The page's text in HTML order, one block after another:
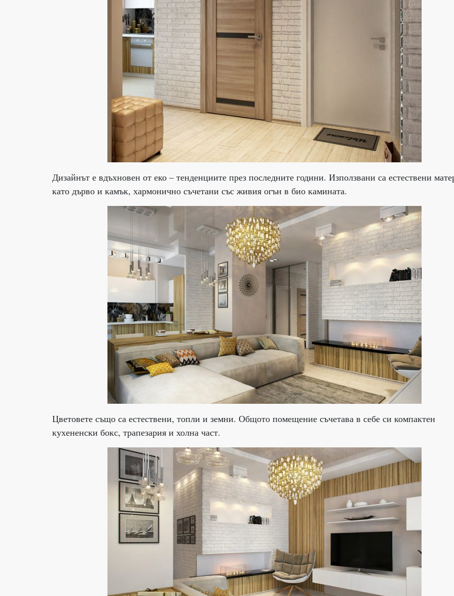
Дизайнът е вдъхновен от еко – тенденциите през последните години. Използвани са естествени
като дърво и камък, хармонично съчетани със живия огън в био камината.
Цветовете също са естествени, топли и земни. Общото помещение съчетава в себе си компактен
кухененски бокс, трапезария и холна част.